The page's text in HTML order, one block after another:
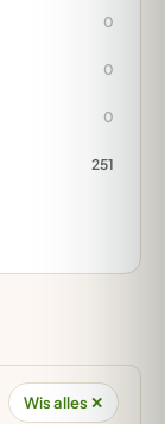
0
0
0
251
Wis alles ✕